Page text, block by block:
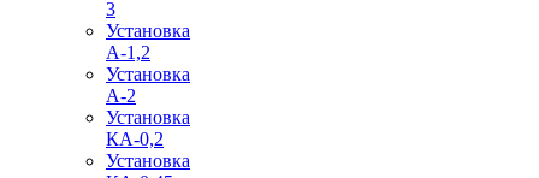
3
Установка
А-1,2
Установка
А-2
Установка
КА-0,2
Установка